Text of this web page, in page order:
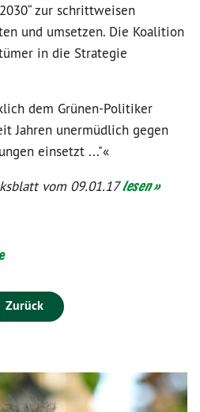
zur schrittweisen
und umsetzen. Die Koalition
in die Strategie
dem Grünen-Politiker
Jahren unermüdlich gegen
einsetzt ..."«
vom 09.01.17lesen »
Zurück